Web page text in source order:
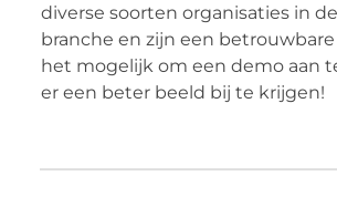
diverse soorten organisaties in
branche en zijn een betrouwbare
het mogelijk om een demo aan
er een beter beeld bij te krijgen!